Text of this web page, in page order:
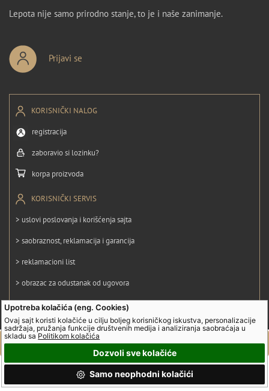
Upotreba kolačića (eng. Cookies)
Ovaj sajt koristi kolačiće u cilju boljeg korisničkog iskustva, personalizacije
sadržaja, pružanja funkcije društvenih medija i analiziranja saobraćaja u
skladu sa Politikom kolačića
Dozvoli sve kolačiće
Samo neophodni kolačići
Lepota nije samo prirodno stanje, to je i naše zanimanje.
Prijavi se
KORISNIČKI NALOG
registracija
zaboravio si lozinku?
korpa proizvoda
KORISNIČKI SERVIS
> uslovi poslovanja i korišćenja sajta
> saobraznost, reklamacija i garancija
> reklamacioni list
> obrazac za odustanak od ugovora
> politika privatnosti
> politika kolačića
© UltraGroup. Sva prava su zadržana.